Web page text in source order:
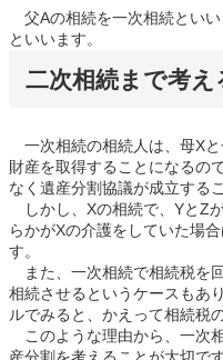
父Aの相続を一次相続とい
といいます。
二次相続まで考え
一次相続の相続人は、母X
財産を取得することになるの
なく遺産分割協議が成立する
しかし、Xの相続で、YとZ
らかがXの介護をしていた場
す。
また、一次相続で相続税を
相続させるというケースもあ
ルでみると、かえって相続税
このような理由から、一次